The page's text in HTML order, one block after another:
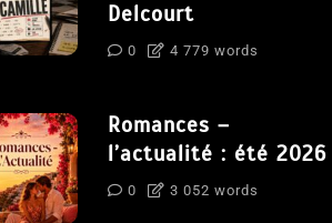
Delcourt
0 4 779 words
Romances –
l’actualité : été 2026
0 3 052 words